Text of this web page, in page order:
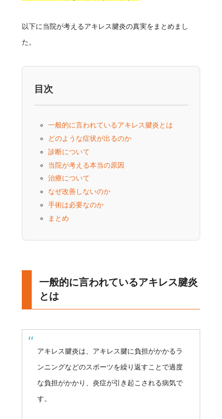
以下に当院が考えるアキレス腱炎の真実をまとめまし
た。
目次
一般的に言われているアキレス腱炎とは
どのような症状が出るのか
診断について
当院が考える本当の原因
治療について
なぜ改善しないのか
手術は必要なのか
まとめ
一般的に言われているアキレス腱炎
とは
アキレス腱炎は、アキレス腱に負担がかかるラ
ンニングなどのスポーツを繰り返すことで過度
な負担がかかり、炎症が引き起こされる病気で
す。